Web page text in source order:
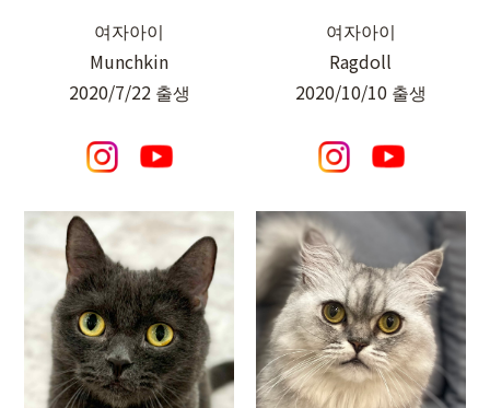
여자아이
Munchkin
2020/7/22 출생
여자아이
Ragdoll
2020/10/10 출생